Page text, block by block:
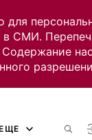
в СМИ.
Содержание